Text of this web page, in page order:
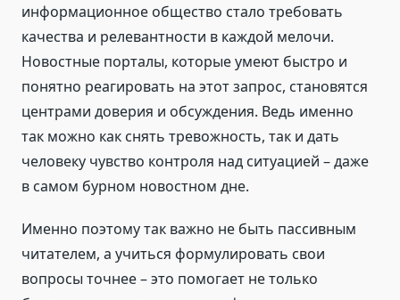
информационное общество стало требовать
качества и релевантности в каждой мелочи.
Новостные порталы, которые умеют быстро и
понятно реагировать на этот запрос, становятся
центрами доверия и обсуждения. Ведь именно
так можно как снять тревожность, так и дать
человеку чувство контроля над ситуацией – даже
в самом бурном новостном дне.
Именно поэтому так важно не быть пассивным
читателем, а учиться формулировать свои
вопросы точнее – это помогает не только